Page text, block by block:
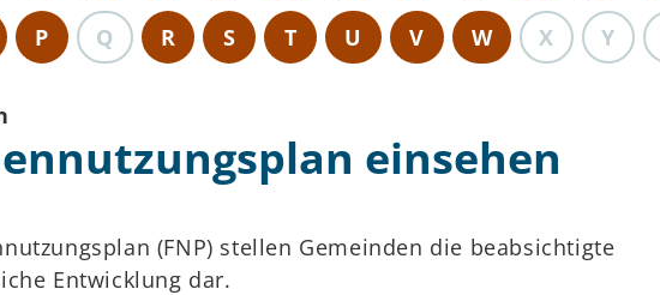
P Q R S T U V W X Y
einsehen
(FNP) stellen Gemeinden die beabsichtigte
Entwicklung dar.